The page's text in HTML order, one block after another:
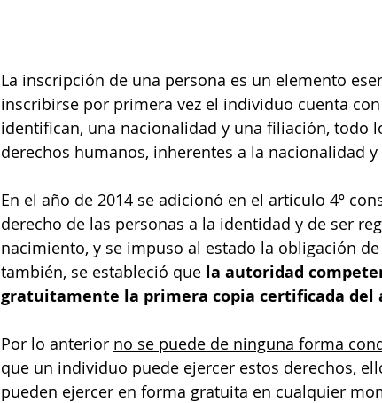
La inscripción de una persona es un elemento
inscribirse por primera vez el individuo cuenta
identifican, una nacionalidad y una filiación, todo
derechos humanos, inherentes a la nacionalidad
En el año de 2014 se adicionó en el artículo 4º
derecho de las personas a la identidad y de ser
nacimiento, y se impuso al estado la obligación
también, se estableció que la autoridad
gratuitamente la primera copia certificada del
Por lo anterior no se puede de ninguna forma
que un individuo puede ejercer estos derechos,
pueden ejercer en forma gratuita en cualquier